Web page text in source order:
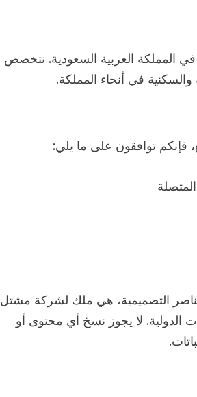
المملكة العربية السعودية. نتخصص
في أنحاء المملكة.
فإنكم توافقون على ما يلي:
التصميمية، هي ملك لشركة مشتل
الدولية. لا يجوز نسخ أي محتوى أو